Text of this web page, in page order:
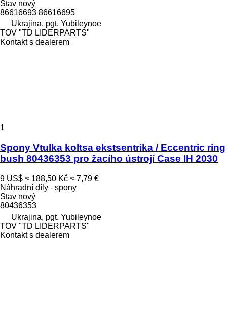
Stav nový
86616693 86616695
Ukrajina, pgt. Yubileynoe
TOV "TD LIDERPARTS"
Kontakt s dealerem
1
Spony Vtulka koltsa ekstsentrika / Eccentric ring
bush 80436353 pro žacího ústrojí Case IH 2030
9 US$ ≈ 188,50 Kč ≈ 7,79 €
Náhradní díly - spony
Stav nový
80436353
Ukrajina, pgt. Yubileynoe
TOV "TD LIDERPARTS"
Kontakt s dealerem